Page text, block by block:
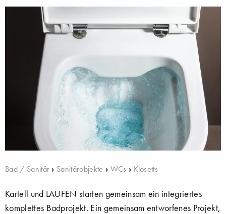
Bad / Sanitär › Sanitärobjekte › WCs › Klosetts
Kartell und LAUFEN starten gemeinsam ein integriertes
komplettes Badprojekt. Ein gemeinsam entworfenes Projekt,